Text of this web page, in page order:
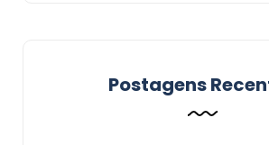
Postagens